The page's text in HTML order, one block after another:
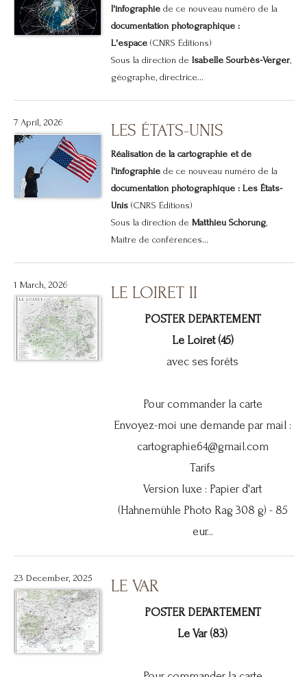
l'infographiede ce nouveau numéro de la
documentation photographique :
L'espace(CNRS Éditions)
Sous la direction de Isabelle Sourbès-Verger,
géographe, directrice...
7 April, 2026 LES ÉTATS-UNIS
Réalisation de la cartographie et de
l'infographiede ce nouveau numéro de la
documentation photographique : Les États-
Unis(CNRS Éditions)
Sous la direction de Matthieu Schorung,
Maître de conférences...
1 March, 2026 LE LOIRET II
POSTER DEPARTEMENT
Le Loiret (45)
avec ses forêts
Pour commander la carte
Envoyez-moi une demande par mail :
cartographie64@gmail.com
Tarifs
Version luxe : Papier d'art
(Hahnemühle Photo Rag 308 g) - 85
eur...
23 December, 2025 LE VAR
POSTER DEPARTEMENT
Le Var (83)